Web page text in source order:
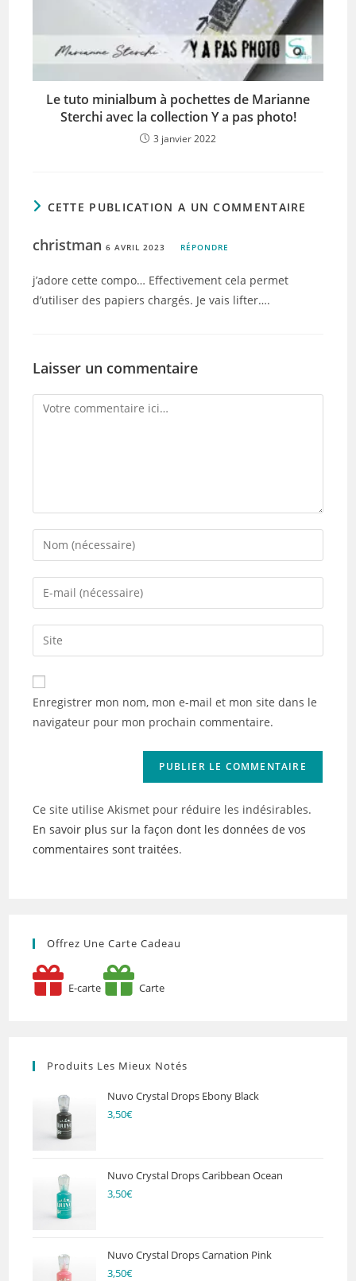
Le tuto minialbum à pochettes de Marianne
Sterchi avec la collection Y a pas photo!
3 janvier 2022
CETTE PUBLICATION A UN COMMENTAIRE
christman6 AVRIL 2023 RÉPONDRE
j’adore cette compo… Effectivement cela permet
d’utiliser des papiers chargés. Je vais lifter….
Laisser un commentaire
Comment
Enter
your
name
comment
Enter
your
email
address
comment
Saisir
l’URL
de
votre
(facultatif)
Enregistrer mon nom, mon e-mail et mon site dans le
navigateur pour mon prochain commentaire.
Ce site utilise Akismet pour réduire les indésirables.
En savoir plus sur la façon dont les données de vos
commentaires sont traitées.
Offrez Une Carte Cadeau
E-carte Carte
Produits Les Mieux Notés
Nuvo Crystal Drops Ebony Black
3,50€
Nuvo Crystal Drops Caribbean Ocean
3,50€
Nuvo Crystal Drops Carnation Pink
3,50€